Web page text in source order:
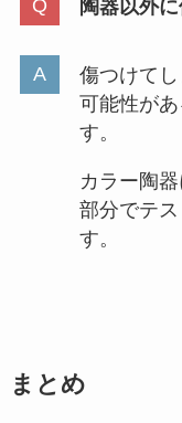
陶器以外
傷つけて
可能性が
す。
カラー陶
部分でテ
す。
まとめ